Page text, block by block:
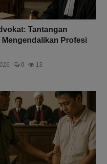
Tantangan
Mengendalikan Profesi
0 13